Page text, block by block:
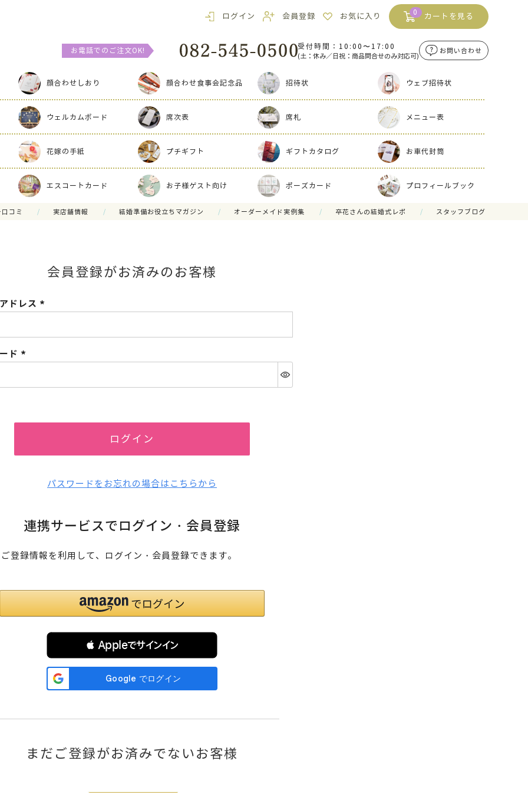
ログイン 会員登録 お気に入り 0 カートを見る
お電話でのご注文OK! 受付時間：10:00〜17:00
(土：休み／日祝：商品問合せのみ対応可)
お問い合わせ
顔合わせしおり 顔合わせ食事会記念品 招待状 ウェブ招待状
ウェルカムボード 席次表 席札 メニュー表
花嫁の手紙 プチギフト ギフトカタログ お車代封筒
エスコートカード お子様ゲスト向け ポーズカード プロフィールブック
コミ 実店舗情報 結婚準備お役立ちマガジン オーダーメイド実例集 卒花さんの結婚式レポ スタッフブログ
会員登録がお済みのお客様
ドレス
須)
ド
須)
ログイン
パスワードをお忘れの場合はこちらから
連携サービスでログイン・会員登録
登録情報を利用して、ログイン・会員登録できます。
 Appleでサインイン
まだご登録がお済みでないお客様